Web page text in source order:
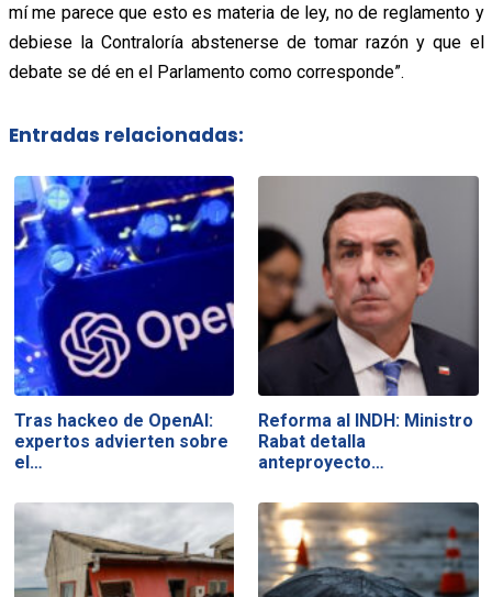
mí me parece que esto es materia de ley, no de reglamento y
debiese la Contraloría abstenerse de tomar razón y que el
debate se dé en el Parlamento como corresponde”.
Entradas relacionadas:
Tras hackeo de OpenAI:
expertos advierten sobre
el…
Reforma al INDH: Ministro
Rabat detalla
anteproyecto…